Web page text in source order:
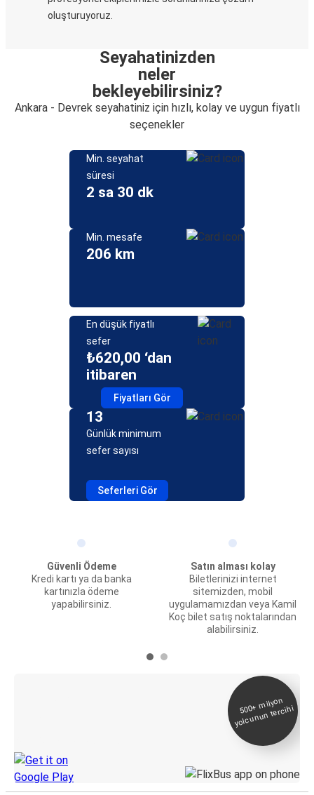
oluşturuyoruz.
Seyahatinizden
neler
bekleyebilirsiniz?
Ankara - Devrek seyahatiniz için hızlı, kolay ve uygun fiyatlı
seçenekler
Min. seyahat
süresi
2 sa 30 dk
Min. mesafe
206 km
En düşük fiyatlı
sefer
₺620,00 ‘dan
itibaren
Fiyatları Gör
13
Günlük minimum
sefer sayısı
Seferleri Gör
Güvenli Ödeme
Kredi kartı ya da banka
kartınızla ödeme
yapabilirsiniz.
Satın alması kolay
Biletlerinizi internet
sitemizden, mobil
uygulamamızdan veya Kamil
Koç bilet satış noktalarından
alabilirsiniz.
500+
milyon
yolcunun tercihi